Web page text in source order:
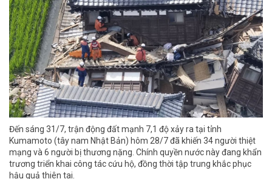
Đến sáng 31/7, trận động đất mạnh 7,1 độ xảy ra tại tỉnh
Kumamoto (tây nam Nhật Bản) hôm 28/7 đã khiến 34 người thiệt
mạng và 6 người bị thương nặng. Chính quyền nước này đang khẩn
trương triển khai công tác cứu hộ, đồng thời tập trung khắc phục
hậu quả thiên tai.